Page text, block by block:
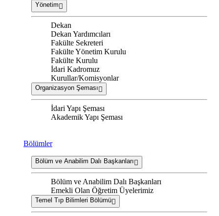
Yönetim
Dekan
Dekan Yardımcıları
Fakülte Sekreteri
Fakülte Yönetim Kurulu
Fakülte Kurulu
İdari Kadromuz
Kurullar/Komisyonlar
Organizasyon Şeması
İdari Yapı Şeması
Akademik Yapı Şeması
Bölümler
Bölüm ve Anabilim Dalı Başkanları
Bölüm ve Anabilim Dalı Başkanları
Emekli Olan Öğretim Üyelerimiz
Temel Tıp Bilimleri Bölümü